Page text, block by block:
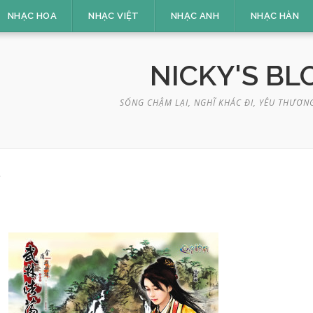
NHẠC HOA NHẠC VIỆT NHẠC ANH NHẠC HÀN
NICKY'S
SỐNG CHẬM LẠI, NGHĨ KHÁC ĐI, YÊU